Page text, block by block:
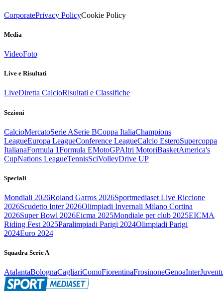
CorporatePrivacy PolicyCookie Policy
Media
VideoFoto
Live e Risultati
LiveDiretta CalcioRisultati e Classifiche
Sezioni
CalcioMercatoSerie ASerie BCoppa ItaliaChampions
LeagueEuropa LeagueConference LeagueCalcio EsteroSupercoppa
ItalianaFormula 1Formula EMotoGPAltri MotoriBasketAmerica's
CupNations LeagueTennisSciVolleyDrive UP
Speciali
Mondiali 2026Roland Garros 2026Sportmediaset Live Riccione
2026Scudetto Inter 2026Olimpiadi Invernali Milano Cortina
2026Super Bowl 2026Eicma 2025Mondiale per club 2025EICMA
Riding Fest 2025Paralimpiadi Parigi 2024Olimpiadi Parigi
2024Euro 2024
Squadra Serie A
AtalantaBolognaCagliariComoFiorentinaFrosinoneGenoaInter